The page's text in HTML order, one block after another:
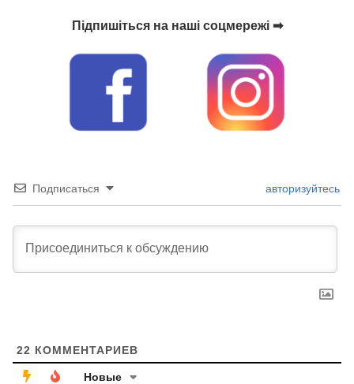
Підпишіться на наші соцмережі ➡
Подписаться авторизуйтесь
22 КОММЕНТАРИЕВ
Новые